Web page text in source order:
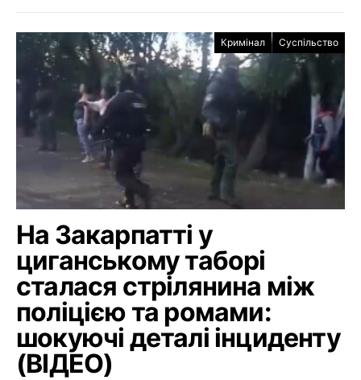
Кримінал Суспільство
На Закарпатті у
циганському таборі
сталася стрілянина між
поліцією та ромами:
шокуючі деталі інциденту
(ВІДЕО)